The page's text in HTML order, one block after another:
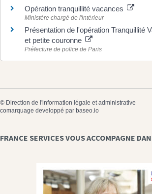
Opération tranquillité vacances
Ministère chargé de l'intérieur
Présentation de l'opération Tranquillité
et petite couronne
Préfecture de police de Paris
© Direction de l'information légale et administrative
comarquage developpé par baseo.io
FRANCE SERVICES VOUS ACCOMPAGNE